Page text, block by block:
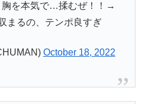
を本気で…揉むぜ！！→
まるの、テンポ良すぎ
October 18, 2022